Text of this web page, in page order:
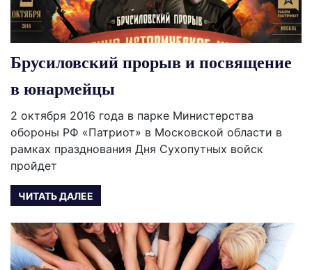
Брусиловский прорыв и посвящение
в юнармейцы
2 октября 2016 года в парке Министерства
обороны РФ «Патриот» в Московской области в
рамках празднования Дня Сухопутных войск
пройдет
ЧИТАТЬ ДАЛЕЕ